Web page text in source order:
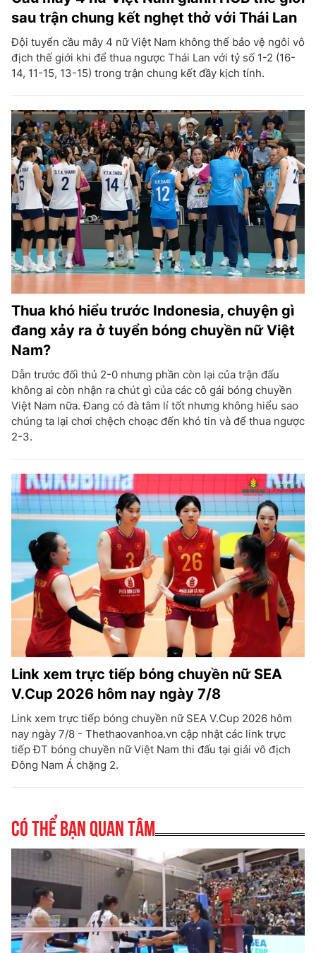
sau trận chung kết nghẹt thở với Thái Lan
Đội tuyển cầu mây 4 nữ Việt Nam không thể bảo vệ ngôi vô
địch thế giới khi để thua ngược Thái Lan với tỷ số 1-2 (16-
14, 11-15, 13-15) trong trận chung kết đầy kịch tính.
Thua khó hiểu trước Indonesia, chuyện gì
đang xảy ra ở tuyển bóng chuyền nữ Việt
Nam?
Dẫn trước đối thủ 2-0 nhưng phần còn lại của trận đấu
không ai còn nhận ra chút gì của các cô gái bóng chuyền
Việt Nam nữa. Đang có đà tâm lí tốt nhưng không hiểu sao
chúng ta lại chơi chệch choạc đến khó tin và để thua ngược
2-3.
Link xem trực tiếp bóng chuyền nữ SEA
V.Cup 2026 hôm nay ngày 7/8
Link xem trực tiếp bóng chuyền nữ SEA V.Cup 2026 hôm
nay ngày 7/8 - Thethaovanhoa.vn cập nhật các link trực
tiếp ĐT bóng chuyền nữ Việt Nam thi đấu tại giải vô địch
Đông Nam Á chặng 2.
Có thể bạn quan tâm